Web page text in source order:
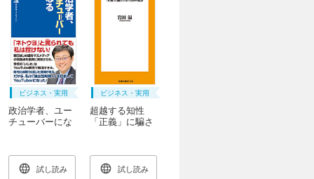
ビジネス・実用
政治学者、ユー
チューバーにな
試し読み
ビジネス・実用
超越する知性
「正義」に騙さ
試し読み